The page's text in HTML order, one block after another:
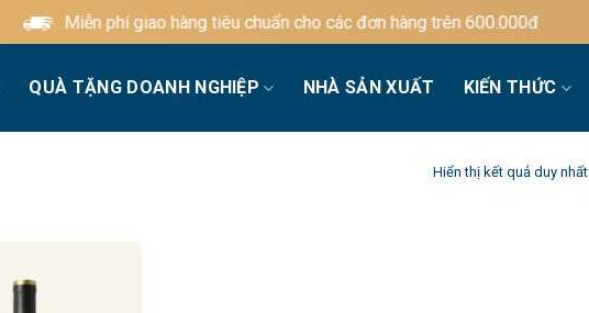
Miễn phí giao hàng tiêu chuẩn cho các đơn hàng trên 600.000đ
QUÀ TẶNG DOANH NGHIỆP NHÀ SẢN XUẤT KIẾN THỨC
Hiển thị kết quả duy nhất